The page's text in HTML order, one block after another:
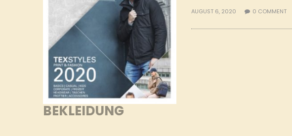
BEKLEIDUNG
AUGUST 6, 2020 0 COMMENT